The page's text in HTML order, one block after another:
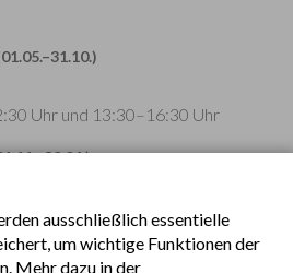
Uhr und 13:30–16:30 Uhr
Uhr
Uhr
ausschließlich essentielle
um wichtige Funktionen der
Mehr dazu in der